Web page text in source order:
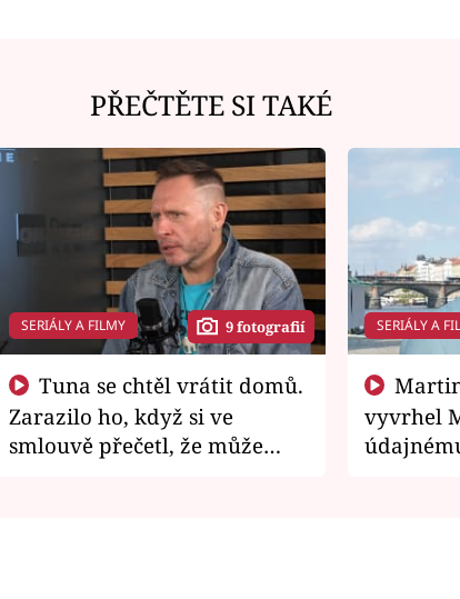
PŘEČTĚTE SI TAKÉ
SERIÁLY A FILMY 9 fotografií
Zarazilo ho, když si ve
smlouvě přečetl, že může
SERIÁLY A
vyvrhel